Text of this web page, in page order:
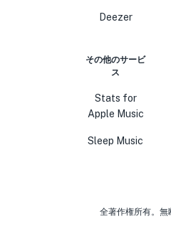
Deezer
その他のサービ
ス
Stats for
Apple Music
Sleep Music
全著作権所有。無